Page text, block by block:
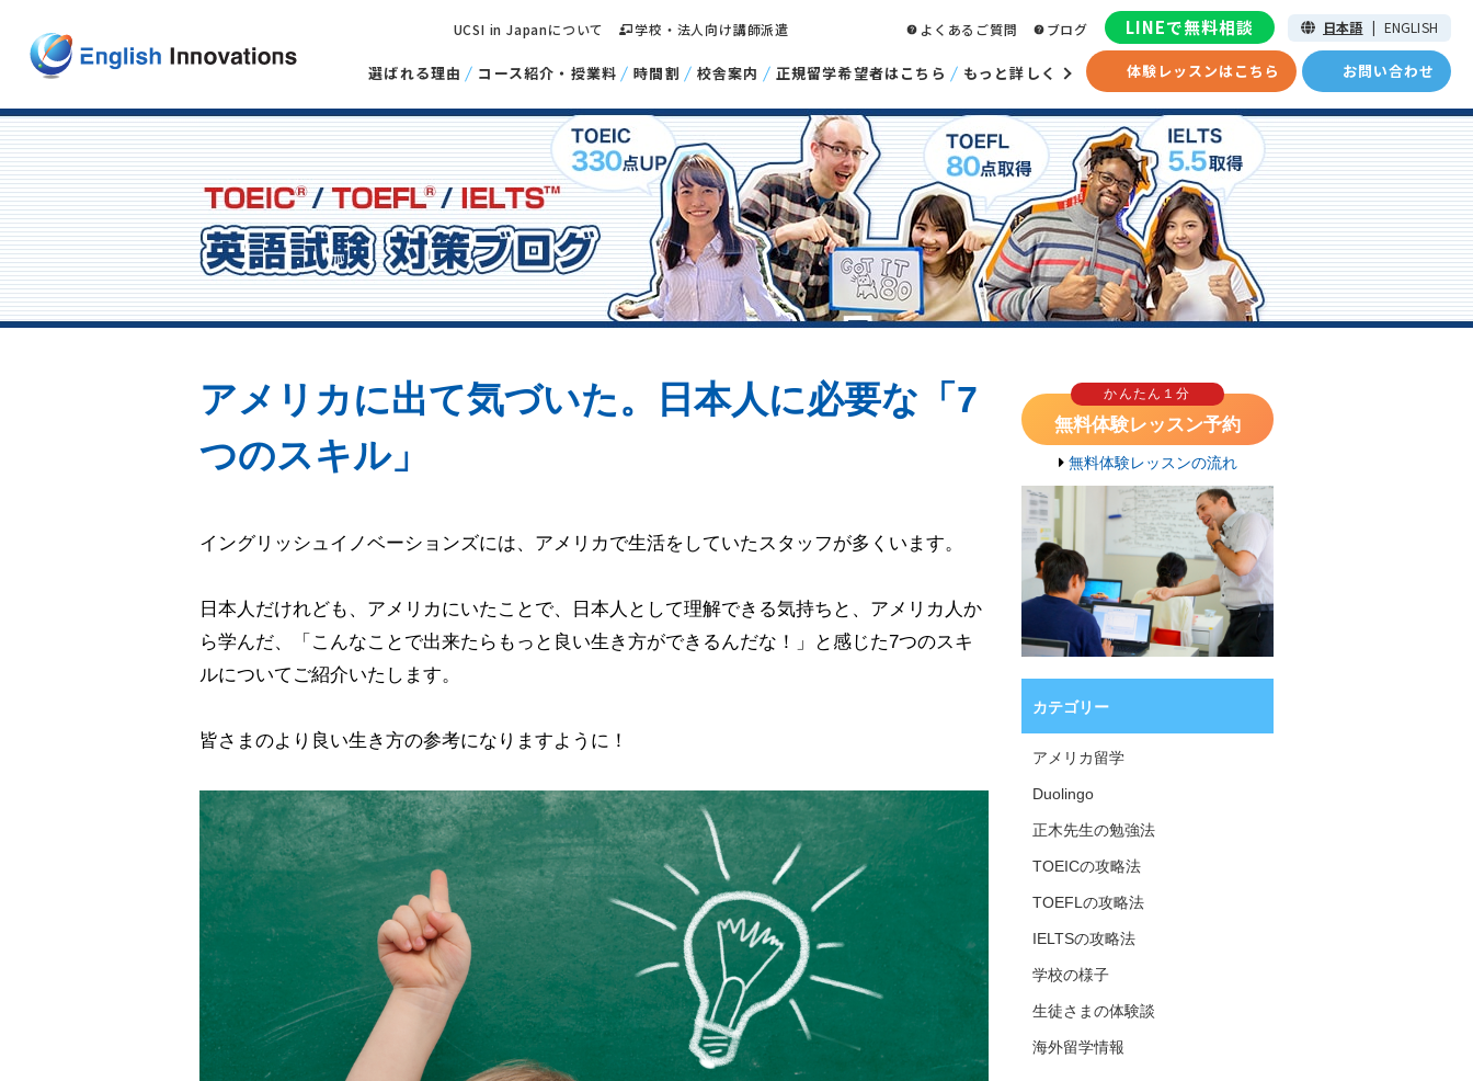
選ばれる理由 コース紹介・授業料 時間割 校舎案内 正規留学希望者はこちら もっと詳しく 体験レッスンはこちら お問い合わせ
UCSI in Japanについて 学校・法人向け講師派遣 よくあるご質問 ブログ LINEで無料相談 日本語 | ENGLISH
アメリカに出て気づいた。日本人に必要な「7
つのスキル」
イングリッシュイノベーションズには、アメリカで生活をしていたスタッフが多くいます。
日本人だけれども、アメリカにいたことで、日本人として理解できる気持ちと、アメリカ人か
ら学んだ、「こんなことで出来たらもっと良い生き方ができるんだな！」と感じた7つのスキ
ルについてご紹介いたします。
皆さまのより良い生き方の参考になりますように！
かんたん１分
無料体験レッスン予約
無料体験レッスンの流れ
カテゴリー
アメリカ留学
Duolingo
正木先生の勉強法
TOEICの攻略法
TOEFLの攻略法
IELTSの攻略法
学校の様子
生徒さまの体験談
海外留学情報